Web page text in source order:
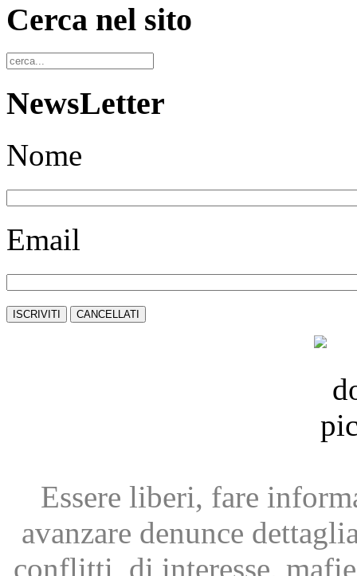
Cerca nel sito
NewsLetter
Nome
Email
Essere liberi, fare
avanzare denunce
conflitti di interesse,